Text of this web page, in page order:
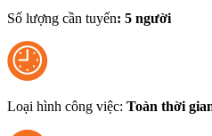
Số lượng cần tuyển: 5 người
Loại hình công việc: Toàn thời